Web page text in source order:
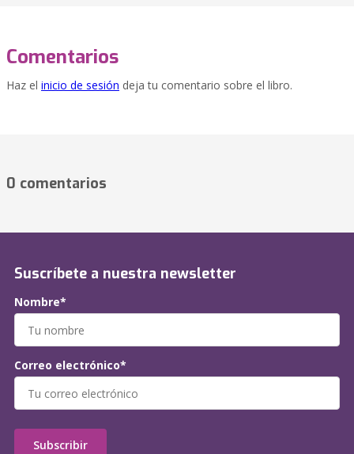
Comentarios
Haz el inicio de sesión deja tu comentario sobre el libro.
0 comentarios
Suscríbete a nuestra newsletter
Nombre*
Correo electrónico*
Subscribir